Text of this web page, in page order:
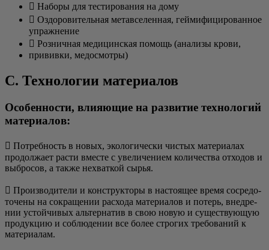
 Набо­ры для тести­ро­ва­ния на дому
 Оздо­ро­ви­тель­ная мета­все­лен­ная, гей­ми­фи­ци­ро­ван­ное
упражнение
 Роз­нич­ная меди­цин­ская помощь (ана­ли­зы крови,
при­вив­ки, медосмотры)
C. Технологии материалов
Особенности, влияющие на развитие технологий
материалов:
 Потреб­ность в новых, эко­ло­ги­че­ски чистых мате­ри­а­лах
про­дол­жа­ет рас­ти вме­сте с уве­ли­че­ни­ем коли­че­ства отхо­дов и
выбро­сов, а так­же нехват­кой сырья.
 Про­из­во­ди­те­ли и кон­струк­то­ры в насто­я­щее вре­мя сосре­до­
то­че­ны на сокра­ще­нии рас­хо­да мате­ри­а­лов и потерь, внед­ре­
нии устой­чи­вых аль­тер­на­тив в свою новую и суще­ству­ю­щую
про­дук­цию и соблю­де­нии все более стро­гих тре­бо­ва­ний к
материалам.